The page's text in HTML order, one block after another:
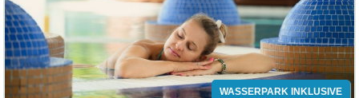
WASSERPARK INKLUSIVE